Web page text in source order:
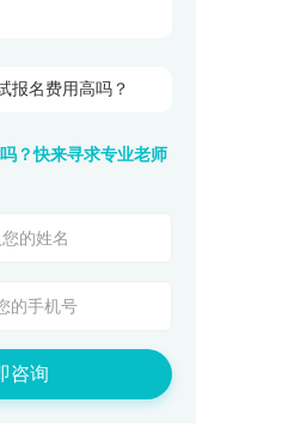
报名费用高吗？
？快来寻求专业老师
咨询